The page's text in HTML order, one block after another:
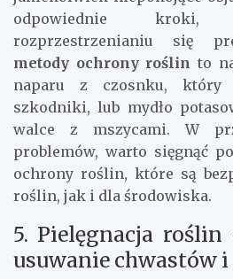
odpowiednie kroki,
rozprzestrzenianiu się
metody ochrony roślin to
naparu z czosnku, który
szkodniki, lub mydło
walce z mszycami. W
problemów, warto sięgnąć
ochrony roślin, które są
roślin, jak i dla środowiska.
5. Pielęgnacja
usuwanie chwastów